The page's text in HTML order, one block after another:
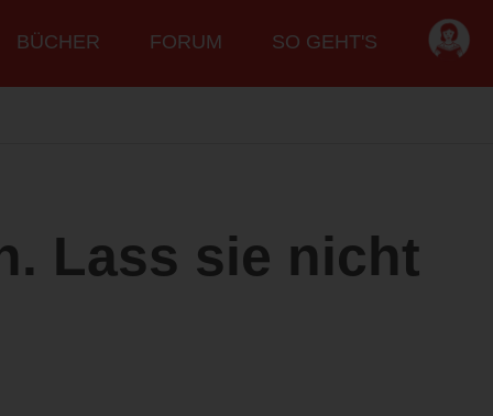
BÜCHER FORUM SO GEHT'S
Lass sie nicht